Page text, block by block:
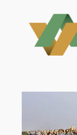
contenu